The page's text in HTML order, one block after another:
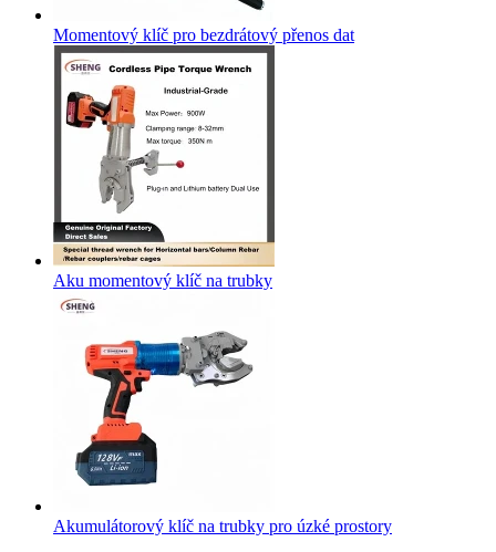
Momentový klíč pro bezdrátový přenos dat
Aku momentový klíč na trubky
Akumulátorový klíč na trubky pro úzké prostory